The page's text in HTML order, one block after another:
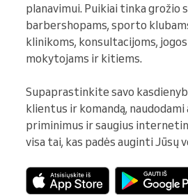
planavimui. Puikiai tinka grožio
barbershopams, sporto
klinikoms, konsultacijoms,
mokytojams ir kitiems.
Supaprastinkite savo
klientus ir komandą,
priminimus ir saugius
visa tai, kas padės auginti Jūsų